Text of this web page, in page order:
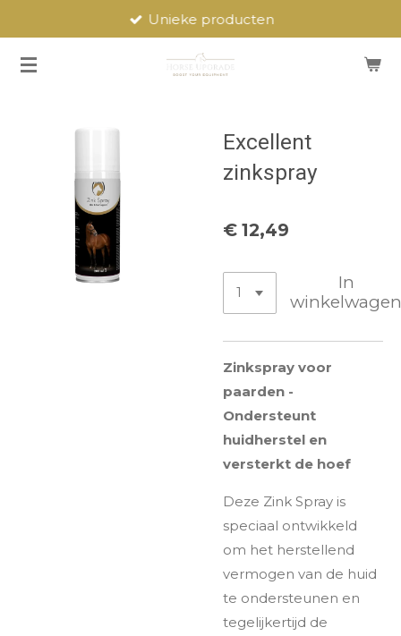
naar
Unieke producten
Excellent
zinkspray
€ 12,49
In
Zinkspray voor
paarden -
Ondersteunt
huidherstel en
versterkt de hoef
Deze Zink Spray is
speciaal ontwikkeld
om het herstellend
vermogen van de huid
te ondersteunen en
tegelijkertijd de